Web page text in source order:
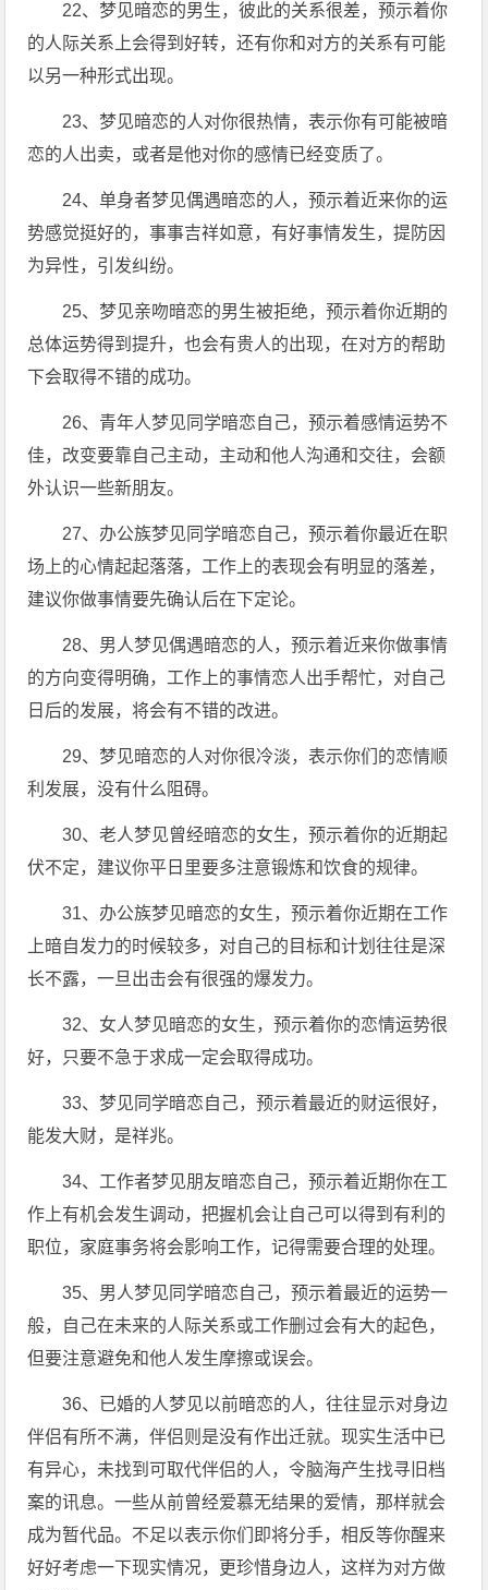
22、梦见暗恋的男生，彼此的关系很差，预示着你
的人际关系上会得到好转，还有你和对方的关系有可能
以另一种形式出现。
23、梦见暗恋的人对你很热情，表示你有可能被暗
恋的人出卖，或者是他对你的感情已经变质了。
24、单身者梦见偶遇暗恋的人，预示着近来你的运
势感觉挺好的，事事吉祥如意，有好事情发生，提防因
为异性，引发纠纷。
25、梦见亲吻暗恋的男生被拒绝，预示着你近期的
总体运势得到提升，也会有贵人的出现，在对方的帮助
下会取得不错的成功。
26、青年人梦见同学暗恋自己，预示着感情运势不
佳，改变要靠自己主动，主动和他人沟通和交往，会额
外认识一些新朋友。
27、办公族梦见同学暗恋自己，预示着你最近在职
场上的心情起起落落，工作上的表现会有明显的落差，
建议你做事情要先确认后在下定论。
28、男人梦见偶遇暗恋的人，预示着近来你做事情
的方向变得明确，工作上的事情恋人出手帮忙，对自己
日后的发展，将会有不错的改进。
29、梦见暗恋的人对你很冷淡，表示你们的恋情顺
利发展，没有什么阻碍。
30、老人梦见曾经暗恋的女生，预示着你的近期起
伏不定，建议你平日里要多注意锻炼和饮食的规律。
31、办公族梦见暗恋的女生，预示着你近期在工作
上暗自发力的时候较多，对自己的目标和计划往往是深
长不露，一旦出击会有很强的爆发力。
32、女人梦见暗恋的女生，预示着你的恋情运势很
好，只要不急于求成一定会取得成功。
33、梦见同学暗恋自己，预示着最近的财运很好，
能发大财，是祥兆。
34、工作者梦见朋友暗恋自己，预示着近期你在工
作上有机会发生调动，把握机会让自己可以得到有利的
职位，家庭事务将会影响工作，记得需要合理的处理。
35、男人梦见同学暗恋自己，预示着最近的运势一
般，自己在未来的人际关系或工作删过会有大的起色，
但要注意避免和他人发生摩擦或误会。
36、已婚的人梦见以前暗恋的人，往往显示对身边
伴侣有所不满，伴侣则是没有作出迁就。现实生活中已
有异心，未找到可取代伴侣的人，令脑海产生找寻旧档
案的讯息。一些从前曾经爱慕无结果的爱情，那样就会
成为暂代品。不足以表示你们即将分手，相反等你醒来
好好考虑一下现实情况，更珍惜身边人，这样为对方做